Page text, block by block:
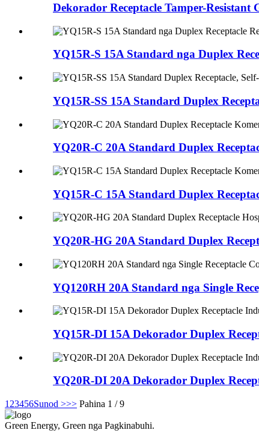
Dekorador Receptacle Tamper-
YQ15R-S 15A Standard nga Duplex
YQ15R-SS 15A Standard Duplex
YQ20R-C 20A Standard Duplex
YQ15R-C 15A Standard Duplex
YQ20R-HG 20A Standard Duplex
YQ120RH 20A Standard nga Single
YQ15R-DI 15A Dekorador Duplex
YQ20R-DI 20A Dekorador Duplex
1 23456Sunod >>> Pahina 1 / 9
Green Energy, Green nga Pagkinabuhi.